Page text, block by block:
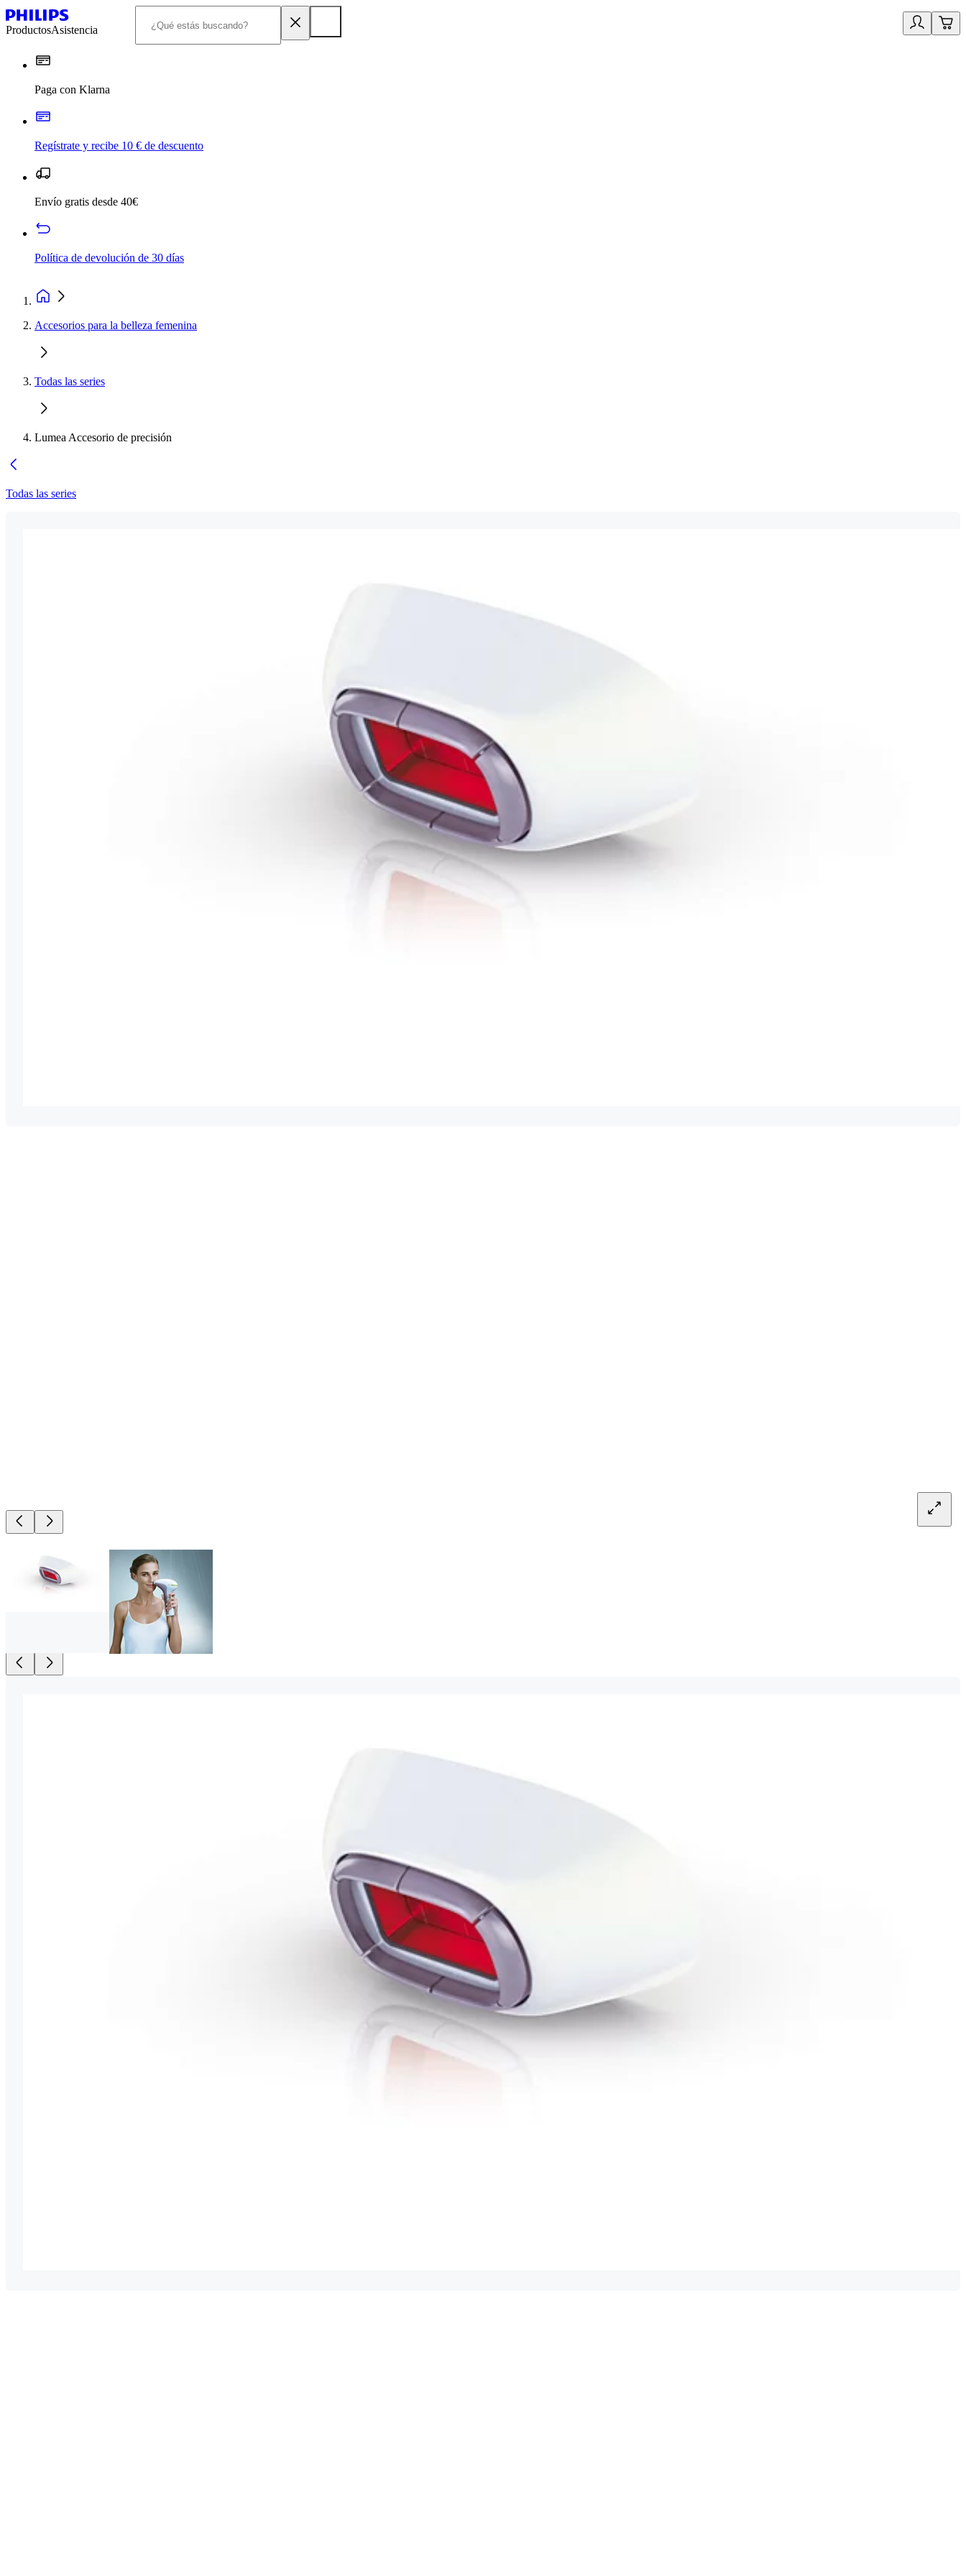
ProductosAsistencia
Paga con Klarna
Regístrate y recibe 10 € de descuento
Envío gratis desde 40€
Política de devolución de 30 días
Accesorios para la belleza femenina
Todas las series
Lumea Accesorio de precisión
Todas las series